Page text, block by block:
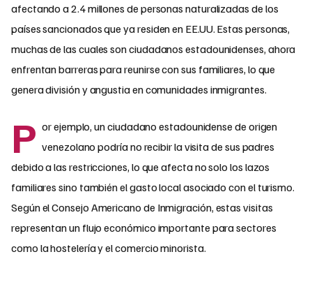
afectando a 2.4 millones de personas naturalizadas de los
países sancionados que ya residen en EE.UU. Estas personas,
muchas de las cuales son ciudadanos estadounidenses, ahora
enfrentan barreras para reunirse con sus familiares, lo que
genera división y angustia en comunidades inmigrantes.
P or ejemplo, un ciudadano estadounidense de origen
venezolano podría no recibir la visita de sus padres
debido a las restricciones, lo que afecta no solo los lazos
familiares sino también el gasto local asociado con el turismo.
Según el Consejo Americano de Inmigración, estas visitas
representan un flujo económico importante para sectores
como la hostelería y el comercio minorista.